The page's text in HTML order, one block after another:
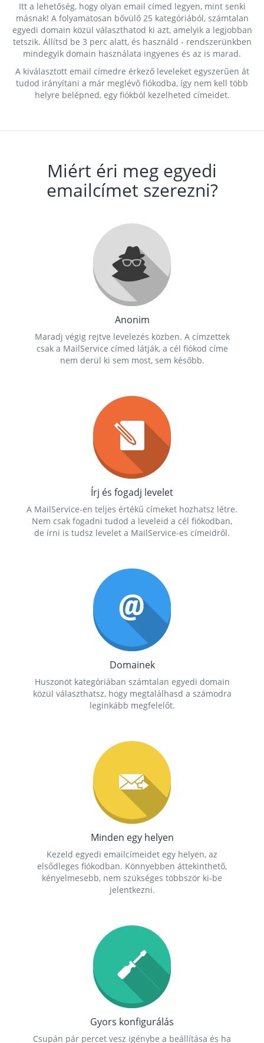
Itt a lehetőség, hogy olyan email címed legyen, mint senki
másnak! A folyamatosan bővülő 25 kategóriából, számtalan
egyedi domain közül választhatod ki azt, amelyik a legjobban
tetszik. Állítsd be 3 perc alatt, és használd - rendszerünkben
mindegyik domain használata ingyenes és az is marad.
A kiválasztott email címedre érkező leveleket egyszerűen át
tudod irányítani a már meglévő fiókodba, így nem kell több
helyre belépned, egy fiókból kezelheted címeidet.
Miért éri meg egyedi
emailcímet szerezni?
Anonim
Maradj végig rejtve levelezés közben. A címzettek
csak a MailService címed látják, a cél fiókod címe
nem derül ki sem most, sem később.
Írj és fogadj levelet
A MailService-en teljes értékű címeket hozhatsz létre.
Nem csak fogadni tudod a leveleid a cél fiókodban,
de írni is tudsz levelet a MailService-es címeidről.
Domainek
Huszonöt kategóriában számtalan egyedi domain
közül választhatsz, hogy megtalálhasd a számodra
leginkább megfelelőt.
Minden egy helyen
Kezeld egyedi emailcímeidet egy helyen, az
elsődleges fiókodban. Könnyebben áttekinthető,
kényelmesebb, nem szükséges többször ki-be
jelentkezni.
Gyors konfigurálás
Csupán pár percet vesz igénybe a beállítása és ha